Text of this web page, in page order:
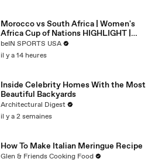
Morocco vs South Africa | Women's
Africa Cup of Nations HIGHLIGHT |
08/08/2026 | beIN Sports USA
beIN SPORTS USA
il y a 14 heures
Inside Celebrity Homes With the Most
Beautiful Backyards
Architectural Digest
il y a 2 semaines
How To Make Italian Meringue Recipe
Glen & Friends Cooking Food